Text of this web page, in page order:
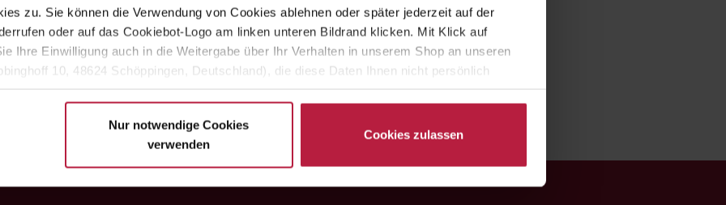
zu. Sie können die Verwendung von Cookies ablehnen oder später jederzeit auf der
oder auf das Cookiebot-Logo am linken unteren Bildrand klicken. Mit Klick auf
Ihre Einwilligung auch in die Weitergabe über Ihr Verhalten in unserem Shop an unseren
10, 48624 Schöppingen, Deutschland), die diese Daten Ihnen nicht persönlich
Zwecken (z.B. Produktverbesserungen, Marktverhaltensanalysen) verarbeiten darf.
Nur notwendige Cookies
verwenden
Cookies zulassen
wholesomeness and ideal digestibility are the perfect basis for
are deliberately avoided, making it suitable even for
wet food and is therefore ideal for mixed feeding.